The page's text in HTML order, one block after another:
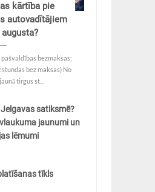
kārtība pie
autovadītājiem
bezmaksas;
bez maksas) No
tirgus st...
satiksmē?
jaunumi un
lēmumi
tīkls